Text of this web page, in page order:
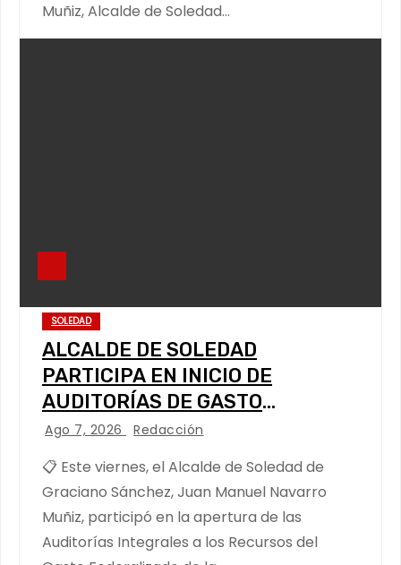
Muñiz, Alcalde de Soledad…
SOLEDAD
ALCALDE DE SOLEDAD
PARTICIPA EN INICIO DE
AUDITORÍAS DE GASTO
FEDERALIZADO 📝
Ago 7, 2026 Redacción
📋 Este viernes, el Alcalde de Soledad de
Graciano Sánchez, Juan Manuel Navarro
Muñiz, participó en la apertura de las
Auditorías Integrales a los Recursos del